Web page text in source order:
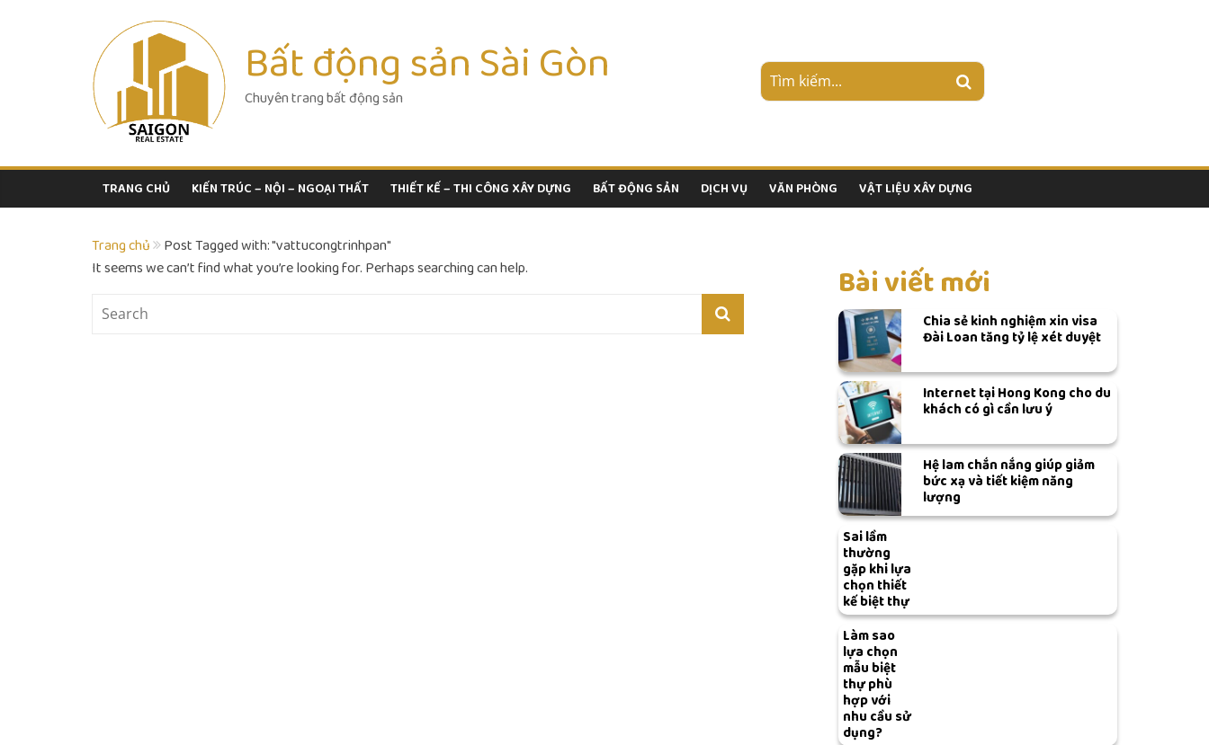
Bất động sản Sài Gòn
Chuyên trang bất động sản
TRANG CHỦ KIẾN TRÚC – NỘI – NGOẠI THẤT THIẾT KẾ – THI CÔNG XÂY DỰNG BẤT ĐỘNG SẢN DỊCH VỤ VĂN PHÒNG VẬT LIỆU XÂY DỰNG
Trang chủ
Post Tagged with: "vattucongtrinhpan"
It seems we can’t find what you’re looking for. Perhaps searching can help.
Bài viết mới
Chia sẻ kinh nghiệm xin visa
Đài Loan tăng tỷ lệ xét duyệt
Internet tại Hong Kong cho du
khách có gì cần lưu ý
Hệ lam chắn nắng giúp giảm
bức xạ và tiết kiệm năng
lượng
Sai lầm
thường
gặp khi lựa
chọn thiết
kế biệt thự
Làm sao
lựa chọn
mẫu biệt
thự phù
hợp với
nhu cầu sử
dụng?